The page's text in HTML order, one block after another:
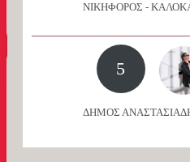
ΝΙΚΗΦΟΡΟΣ -
5
ΔΗΜΟΣ